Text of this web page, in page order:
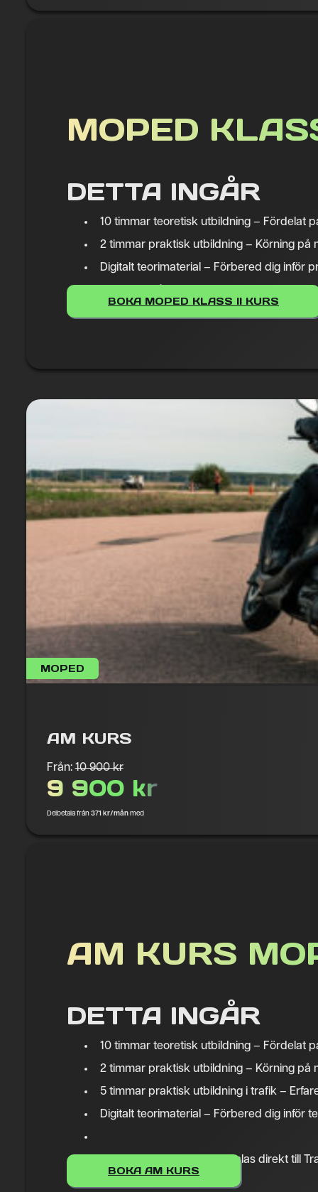
MOPED
DETTA INGÅR
10 timmar teoretisk utbildning – Fördelat
2 timmar praktisk utbildning – Körning på
Digitalt teorimaterial – Förbered dig inför
Teoriprov på trafikskolan – Kan skrivas
BOKA MOPED KLASS II KURS
MOPED
AM KURS
Från:10 900 kr
9 900 kr
Delbetala från371 kr/månmed
AM KURS
DETTA INGÅR
10 timmar teoretisk utbildning – Fördelat
2 timmar praktisk utbildning – Körning på
5 timmar praktisk utbildning i trafik –
Digitalt teorimaterial – Förbered dig inför
Kunskapsprov (420kr) betalas direkt till
BOKA AM KURS